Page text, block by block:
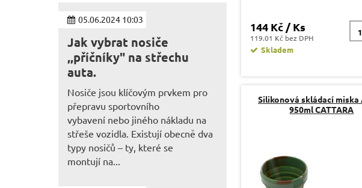
05.06.2024 10:03
Jak vybrat nosiče
,,příčníky" na střechu
auta.
Nosiče jsou klíčovým prvkem pro
přepravu sportovního
vybavení nebo jiného nákladu na
střeše vozidla. Existují obecně dva
typy nosičů – ty, které se
montují na...
144 Kč / Ks
119.01 Kč bez DPH
Skladem
Silikonová skládací miska
950ml CATTARA